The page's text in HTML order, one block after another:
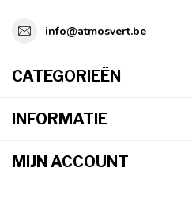
info@atmosvert.be
CATEGORIEËN
INFORMATIE
MIJN ACCOUNT